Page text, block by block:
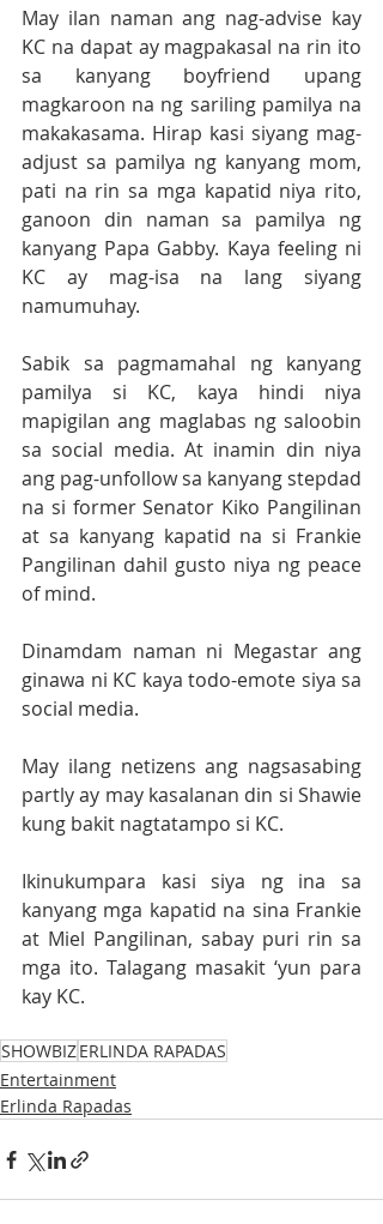
May ilan naman ang nag-advise kay
KC na dapat ay magpakasal na rin ito
sa kanyang boyfriend upang
magkaroon na ng sariling pamilya na
makakasama. Hirap kasi siyang mag-
adjust sa pamilya ng kanyang mom,
pati na rin sa mga kapatid niya rito,
ganoon din naman sa pamilya ng
kanyang Papa Gabby. Kaya feeling ni
KC ay mag-isa na lang siyang
namumuhay.
Sabik sa pagmamahal ng kanyang
pamilya si KC, kaya hindi niya
mapigilan ang maglabas ng saloobin
sa social media. At inamin din niya
ang pag-unfollow sa kanyang stepdad
na si former Senator Kiko Pangilinan
at sa kanyang kapatid na si Frankie
Pangilinan dahil gusto niya ng peace
of mind.
Dinamdam naman ni Megastar ang
ginawa ni KC kaya todo-emote siya sa
social media.
May ilang netizens ang nagsasabing
partly ay may kasalanan din si Shawie
kung bakit nagtatampo si KC.
Ikinukumpara kasi siya ng ina sa
kanyang mga kapatid na sina Frankie
at Miel Pangilinan, sabay puri rin sa
mga ito. Talagang masakit ‘yun para
kay KC.
SHOWBIZERLINDA RAPADAS
Entertainment
Erlinda Rapadas